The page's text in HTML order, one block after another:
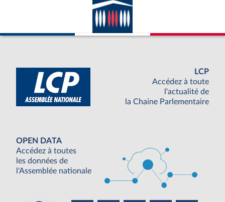
LCP
Accédez à toute
l'actualité de
la Chaine Parlementaire
OPEN DATA
Accédez à toutes
les données de
l'Assemblée nationale